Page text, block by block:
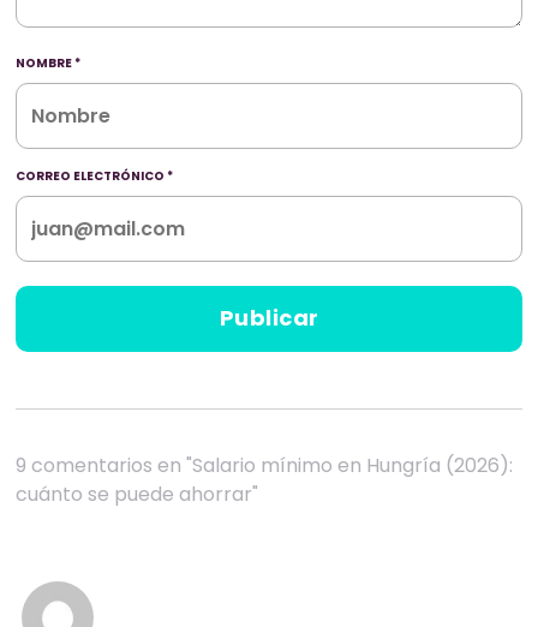
NOMBRE *
CORREO ELECTRÓNICO *
9 comentarios en "Salario mínimo en Hungría (2026):
cuánto se puede ahorrar"